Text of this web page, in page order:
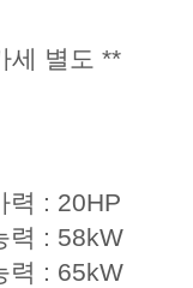
세 별도 **
력 : 20HP
력 : 58kW
력 : 65kW